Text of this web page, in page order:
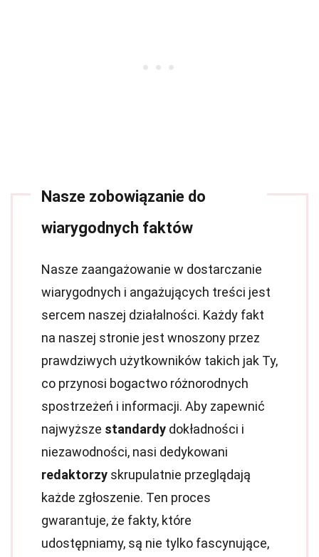
Nasze zobowiązanie do
wiarygodnych faktów
Nasze zaangażowanie w dostarczanie
wiarygodnych i angażujących treści jest
sercem naszej działalności. Każdy fakt
na naszej stronie jest wnoszony przez
prawdziwych użytkowników takich jak Ty,
co przynosi bogactwo różnorodnych
spostrzeżeń i informacji. Aby zapewnić
najwyższe standardy dokładności i
niezawodności, nasi dedykowani
redaktorzy skrupulatnie przeglądają
każde zgłoszenie. Ten proces
gwarantuje, że fakty, które
udostępniamy, są nie tylko fascynujące,